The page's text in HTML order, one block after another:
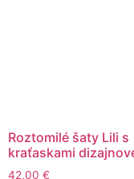
Roztomilé šaty Lili s
kraťaskami
42,00 €